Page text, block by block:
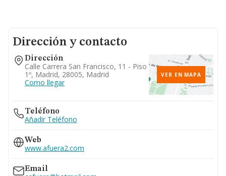
Dirección y contacto
Dirección
Calle Carrera San Francisco, 11 - Piso
1º, Madrid, 28005, Madrid
Como llegar
VER EN MAPA
Teléfono
Añadir Teléfono
Web
www.afuera2.com
Email